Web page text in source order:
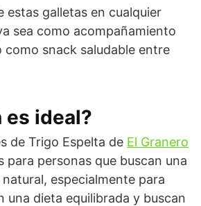
estas galletas en cualquier
sea como acompañamiento
como snack saludable entre
es ideal?
de Trigo Espelta de El Granero
para personas que buscan una
especialmente para
una dieta equilibrada y buscan